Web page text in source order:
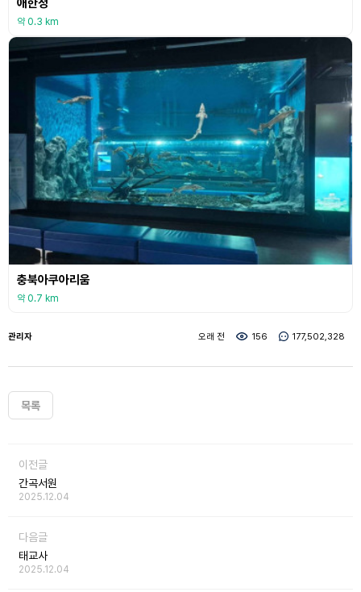
애한정
약 0.3 km
충북아쿠아리움
약 0.7 km
관리자 오래 전 156 177,502,328
목록
이전글
간곡서원
2025.12.04
다음글
태교사
2025.12.04